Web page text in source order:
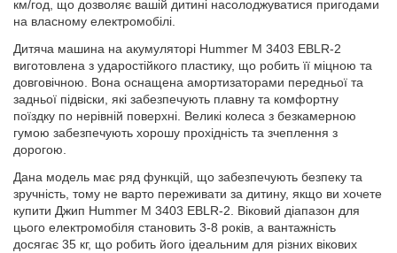
км/год, що дозволяє вашій дитині насолоджуватися пригодами
на власному електромобілі.
Дитяча машина на акумуляторі Hummer M 3403 EBLR-2
виготовлена з ударостійкого пластику, що робить її міцною та
довговічною. Вона оснащена амортизаторами передньої та
задньої підвіски, які забезпечують плавну та комфортну
поїздку по нерівній поверхні. Великі колеса з безкамерною
гумою забезпечують хорошу прохідність та зчеплення з
дорогою.
Дана модель має ряд функцій, що забезпечують безпеку та
зручність, тому не варто переживати за дитину, якщо ви хочете
купити Джип Hummer M 3403 EBLR-2. Віковий діапазон для
цього електромобіля становить 3-8 років, а вантажність
досягає 35 кг, що робить його ідеальним для різних вікових